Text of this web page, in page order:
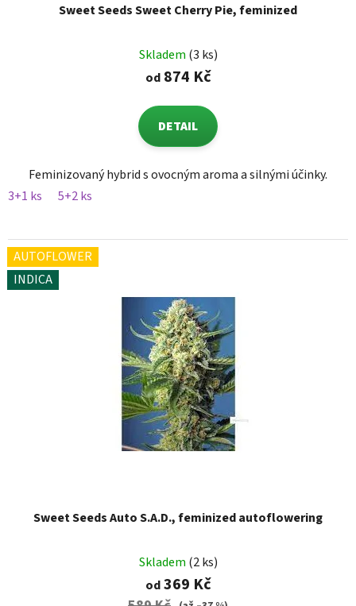
Sweet Seeds Sweet Cherry Pie, feminized
Skladem (3 ks)
od874 Kč
DETAIL
Feminizovaný hybrid s ovocným aroma a silnými účinky.
3+1 ks
5+2 ks
AUTOFLOWER
INDICA
Sweet Seeds Auto S.A.D., feminized autoflowering
Skladem (2 ks)
od369 Kč